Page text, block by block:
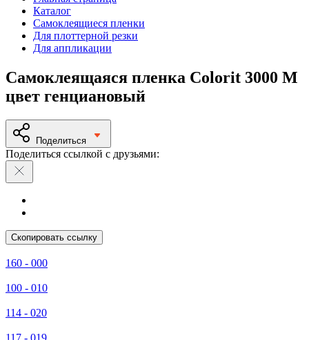
Каталог
Самоклеящиеся пленки
Для плоттерной резки
Для аппликации
Самоклеящаяся пленка Colorit 3000 M
цвет генциановый
Поделиться
Поделиться ссылкой с друзьями:
Скопировать ссылку
160 - 000
100 - 010
114 - 020
117 - 019